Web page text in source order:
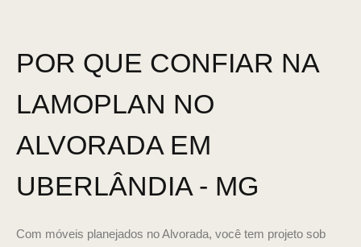
POR QUE CONFIAR NA
LAMOPLAN NO
ALVORADA EM
UBERLÂNDIA - MG
Com móveis planejados no Alvorada, você tem projeto sob